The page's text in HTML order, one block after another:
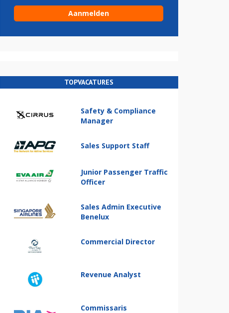
TOPVACATURES
Safety & Compliance
Manager
Sales Support Staff
Junior Passenger Traffic
Officer
Sales Admin Executive
Benelux
Commercial Director
Revenue Analyst
Commissaris